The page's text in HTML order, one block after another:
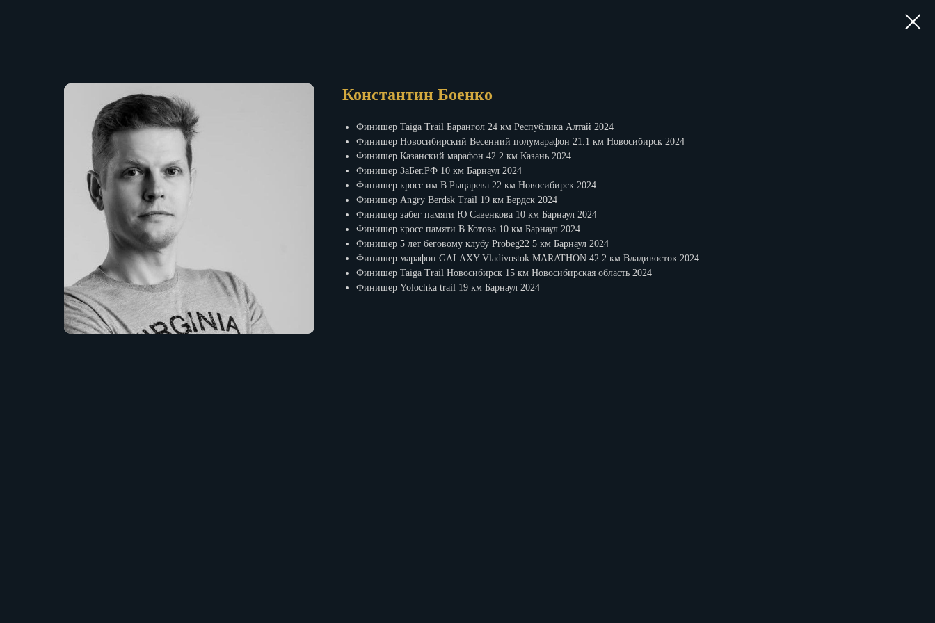
Константин Боенко
Финишер Taiga Trail Барангол 24 км Республика Алтай 2024
Финишер Новосибирский Весенний полумарафон 21.1 км Новосибирск 2024
Финишер Казанский марафон 42.2 км Казань 2024
Финишер ЗаБег.РФ 10 км Барнаул 2024
Финишер кросс им В Рыцарева 22 км Новосибирск 2024
Финишер Angry Bеrdsk Trail 19 км Бердск 2024
Финишер забег памяти Ю Савенкова 10 км Барнаул 2024
Финишер кросс памяти В Котова 10 км Барнаул 2024
Финишер 5 лет беговому клубу Probeg22 5 км Барнаул 2024
Финишер марафон GALAXY Vladivostok MARATHON 42.2 км Владивосток 2024
Финишер Taiga Trail Новосибирск 15 км Новосибирская область 2024
Финишер Yolochka trail 19 км Барнаул 2024